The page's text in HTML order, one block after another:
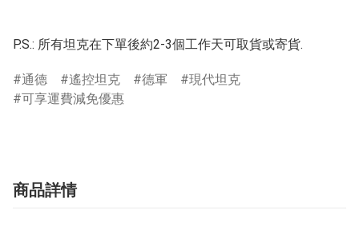
P.S.: 所有坦克在下單後約2-3個工作天可取貨或寄貨.
通德 遙控坦克 德軍
現代坦克
可享運費減免優惠
商品詳情